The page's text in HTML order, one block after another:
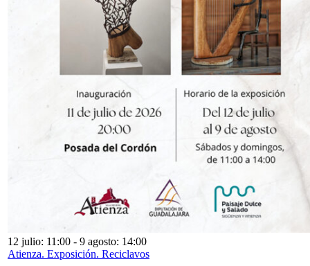
12 julio: 11:00 - 9 agosto: 14:00
Atienza. Exposición. Reciclavos